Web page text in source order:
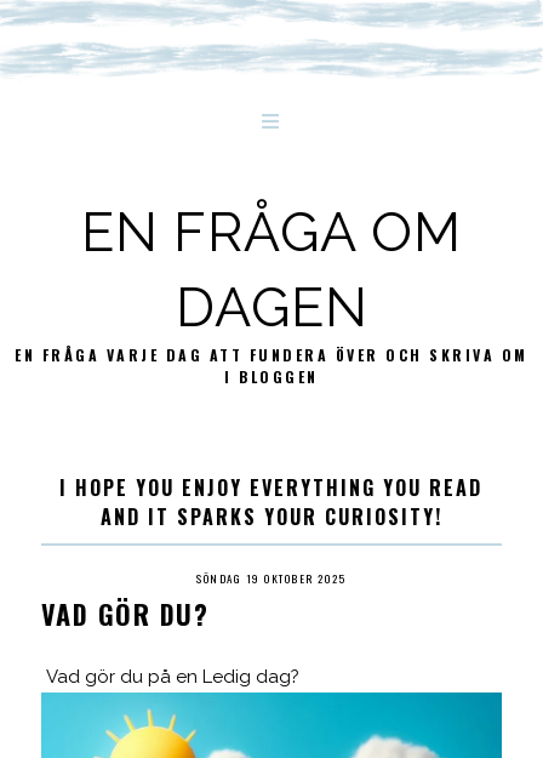
EN FRÅGA OM
DAGEN
EN FRÅGA VARJE DAG ATT FUNDERA ÖVER OCH SKRIVA OM
I BLOGGEN
I HOPE YOU ENJOY EVERYTHING YOU READ
AND IT SPARKS YOUR CURIOSITY!
SÖNDAG 19 OKTOBER 2025
VAD GÖR DU?
Vad gör du på en Ledig dag?